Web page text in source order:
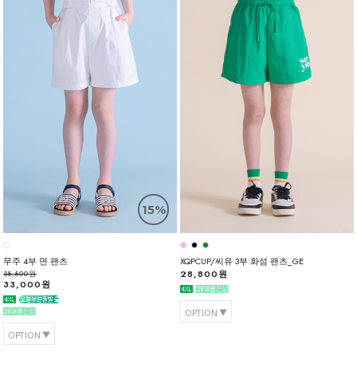
15%
무주 4부 면 팬츠
38,800원
33,000원
OPTION
XQPCUP/씨유 3부 화섬 팬츠_GE
28,800원
OPTION